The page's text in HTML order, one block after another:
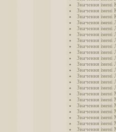
Значення імені
Значення імені
Значення імені
Значення імені
Значення імені
Значення імені
Значення імені
Значення імені
Значення імені
Значення імені
Значення імені
Значення імені
Значення імені
Значення імені
Значення імені
Значення імені
Значення імені
Значення імені
Значення імені
Значення імені
Значення імені
Значення імені